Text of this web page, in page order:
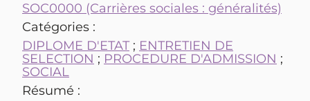
SOC0000 (Carrières sociales : généralités)
Catégories :
DIPLOME D'ETAT; ENTRETIEN DE
SELECTION ; PROCEDURE D'ADMISSION ;
SOCIAL
Résumé :